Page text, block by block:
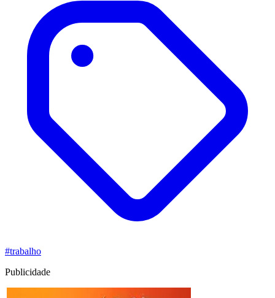
#trabalho
Publicidade